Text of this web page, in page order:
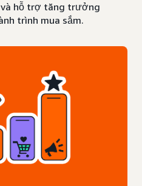
hỗ trợ tăng trưởng
trình mua sắm.